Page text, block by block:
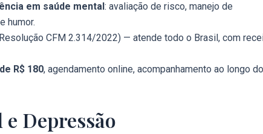
em saúde mental : avaliação de risco, manejo de
humor.
CFM 2.314/2022) — atende todo o Brasil, com
R$ 180, agendamento online, acompanhamento ao longo do
Depressão